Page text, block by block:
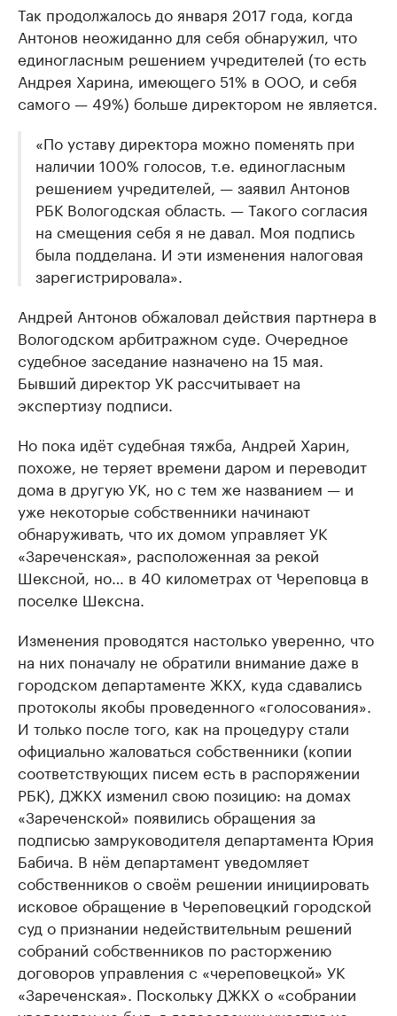
Так продолжалось до января 2017 года, когда
Антонов неожиданно для себя обнаружил, что
единогласным решением учредителей (то есть
Андрея Харина, имеющего 51% в ООО, и себя
самого — 49%) больше директором не является.
«По уставу директора можно поменять при
наличии 100% голосов, т.е. единогласным
решением учредителей, — заявил Антонов
РБК Вологодская область. — Такого согласия
на смещения себя я не давал. Моя подпись
была подделана. И эти изменения налоговая
зарегистрировала».
Андрей Антонов обжаловал действия партнера в
Вологодском арбитражном суде. Очередное
судебное заседание назначено на 15 мая.
Бывший директор УК рассчитывает на
экспертизу подписи.
Но пока идёт судебная тяжба, Андрей Харин,
похоже, не теряет времени даром и переводит
дома в другую УК, но с тем же названием — и
уже некоторые собственники начинают
обнаруживать, что их домом управляет УК
«Зареченская», расположенная за рекой
Шексной, но… в 40 километрах от Череповца в
поселке Шексна.
Изменения проводятся настолько уверенно, что
на них поначалу не обратили внимание даже в
городском департаменте ЖКХ, куда сдавались
протоколы якобы проведенного «голосования».
И только после того, как на процедуру стали
официально жаловаться собственники (копии
соответствующих писем есть в распоряжении
РБК), ДЖКХ изменил свою позицию: на домах
«Зареченской» появились обращения за
подписью замруководителя департамента Юрия
Бабича. В нём департамент уведомляет
собственников о своём решении инициировать
исковое обращение в Череповецкий городской
суд о признании недействительным решений
собраний собственников по расторжению
договоров управления с «череповецкой» УК
«Зареченская». Поскольку ДЖКХ о «собрании